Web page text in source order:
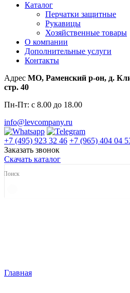
Каталог
Перчатки защитные
Рукавицы
Хозяйственные товары
О компании
Дополнительные услуги
Контакты
Адрес МО, Раменский р-он, д.
стр. 40
Пн-Пт: с 8.00 до 18.00
info@levcompany.ru
+7 (495) 923 32 46 +7 (965) 404 04
Заказать звонок
Скачать каталог
Главная